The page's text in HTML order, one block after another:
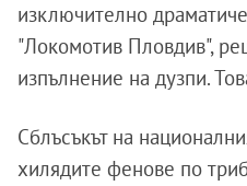
изключително
"Локомотив Пловдив",
изпълнение на дузпи.
Сблъсъкът на
хилядите фенове по